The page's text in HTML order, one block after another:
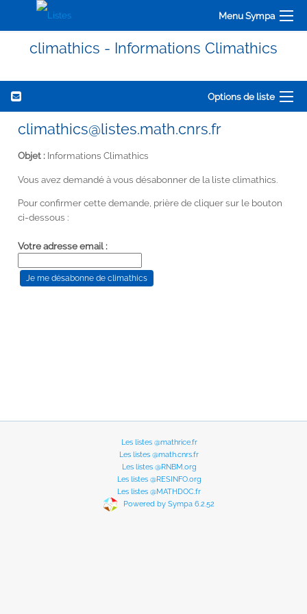
Menu Sympa
climathics - Informations Climathics
Options de liste
climathics@listes.math.cnrs.fr
Objet : Informations Climathics
Vous avez demandé à vous désabonner de la liste climathics.
Pour confirmer cette demande, prière de cliquer sur le bouton
ci-dessous :
Votre adresse email :
Les listes @mathrice.fr
Les listes @math.cnrs.fr
Les listes @RNBM.org
Les listes @RESINFO.org
Les listes @MATHDOC.fr
Powered by Sympa 6.2.52